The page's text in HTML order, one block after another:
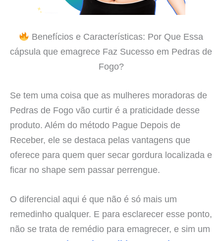
Benefícios e Características: Por Que Essa
cápsula que emagrece Faz Sucesso em Pedras de
Fogo?
Se tem uma coisa que as mulheres moradoras de
Pedras de Fogo vão curtir é a praticidade desse
produto. Além do método Pague Depois de
Receber, ele se destaca pelas vantagens que
oferece para quem quer secar gordura localizada e
ficar no shape sem passar perrengue.
O diferencial aqui é que não é só mais um
remedinho qualquer. E para esclarecer esse ponto,
não se trata de remédio para emagrecer, e sim um